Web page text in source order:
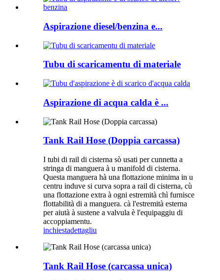
Aspirazione diesel/benzina e...
Tubu di scaricamentu di materiale
Aspirazione di acqua calda è ...
Tank Rail Hose (Doppia carcassa)
I tubi di rail di cisterna sò usati per cunnetta a
stringa di manguera à u manifold di cisterna.
Questa manguera hà una flottazione minima in u
centru induve si curva sopra a rail di cisterna, cù
una flottazione extra à ogni estremità chì furnisce
flottabilità di a manguera. cà l'estremità esterna
per aiutà à sustene a valvula è l'equipaggiu di
accoppiamentu.
inchiestadettagliu
Tank Rail Hose (carcassa unica)